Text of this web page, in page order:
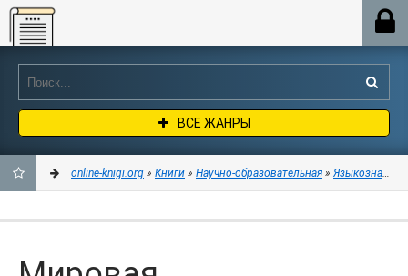
Online-knigi.org
ВСЕ ЖАНРЫ
online-knigi.org » Книги » Научно-образовательная » Языкознание